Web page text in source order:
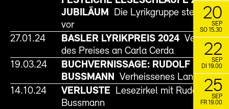
JUBILÄUM
Die Lyrikgruppe stellt sich
vor
27.01.24
BASLER LYRIKPREIS 2024 Verleihung
des Preises an Carla Cerda
19.03.24
BUCHVERNISSAGE: RUDOLF
BUSSMANN
Verheissenes Land
14.10.24
VERLUSTE
Lesezirkel mit Rudolf
Bussmann
20
SEP
SO 15.30
22
SEP
DI 19.00
25
SEP
FR 19.00